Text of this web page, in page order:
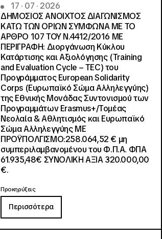
17 · 07 · 2026
ΔΗΜΟΣΙΟΣ ΑΝΟΙΧΤΟΣ ΔΙΑΓΩΝΙΣΜΟΣ
ΚΑΤΩ ΤΩΝ ΟΡΙΩΝ ΣΥΜΦΩΝΑ ΜΕ ΤΟ
ΑΡΘΡΟ 107 ΤΟΥ Ν.4412/2016 ΜΕ
ΠΕΡΙΓΡΑΦΗ: Διοργάνωση Κύκλου
Κατάρτισης και Αξιολόγησης (Training
and Evaluation Cycle – TEC) του
Προγράμματος European Solidarity
Corps (Ευρωπαϊκό Σώμα Αλληλεγγύης)
της Εθνικής Μονάδας Συντονισμού των
Προγραμμάτων Erasmus+/Τομέας
Νεολαία & Αθλητισμός και Ευρωπαϊκό
Σώμα Αλληλεγγύης ΜΕ
ΠΡΟΫΠΟΛΓΙΣΜΟ:258.064,52 € μη
συμπεριλαμβανομένου του Φ.Π.Α. ΦΠΑ
61.935,48€ ΣΥΝΟΛΙΚΗ ΑΞΙΑ 320.000,00
€.
Προκηρύξεις
Περισσότερα